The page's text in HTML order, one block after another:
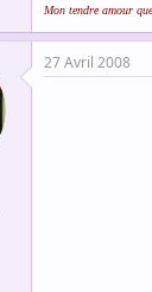
Mon tendre amour
27 Avril 2008